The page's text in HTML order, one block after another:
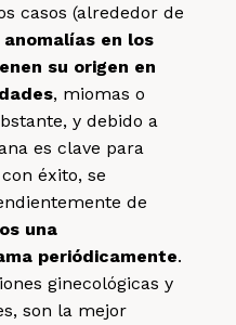
casos (alrededor de
en los
su origen en
, miomas o
y debido a
es clave para
éxito, se
de
una
periódicamente.
ginecológicas y
son la mejor